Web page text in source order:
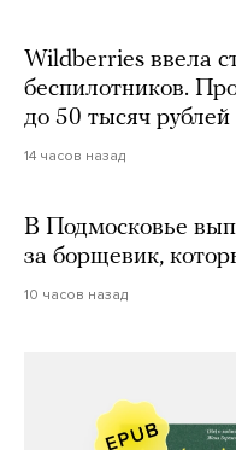
Wildberries ввела
беспилотников.
до 50 тысяч
14 часов назад
В Подмосковье
за борщевик,
10 часов назад